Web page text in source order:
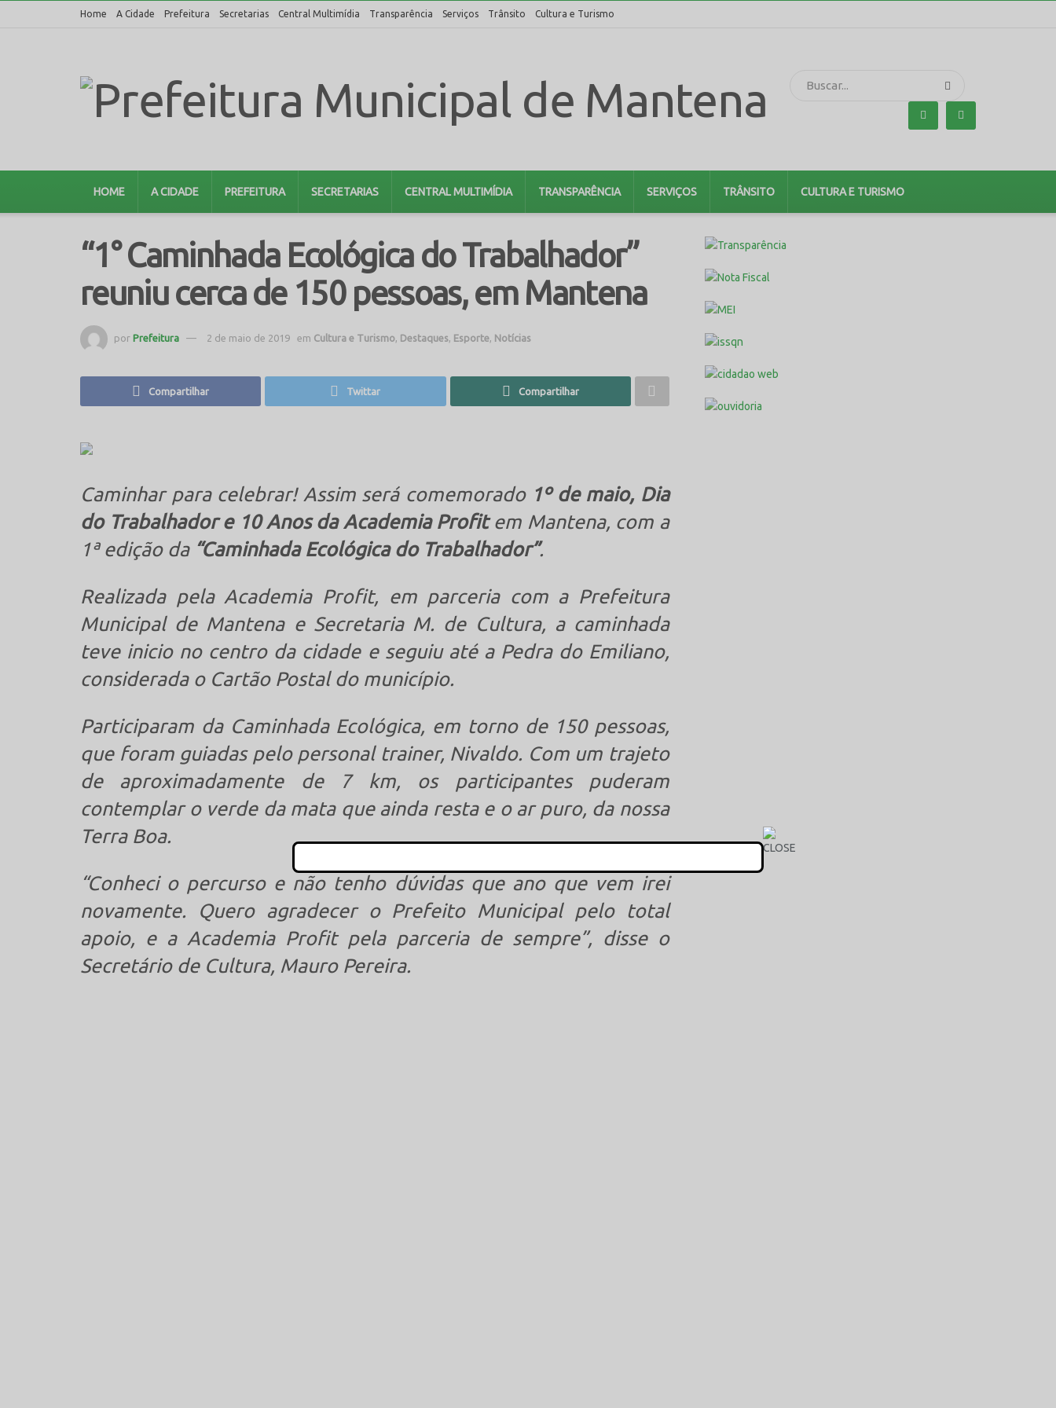
Home A Cidade Prefeitura Secretarias Central Multimídia Transparência Serviços Trânsito Cultura e Turismo
HOME A CIDADE PREFEITURA SECRETARIAS CENTRAL MULTIMÍDIA TRANSPARÊNCIA SERVIÇOS TRÂNSITO CULTURA E TURISMO
“1° Caminhada Ecológica do Trabalhador”
reuniu cerca de 150 pessoas, em Mantena
por Prefeitura 2 de maio de 2019 em Cultura e Turismo Destaques Esporte Notícias
Compartilhar Twittar Compartilhar
Caminhar para celebrar! Assim será comemorado 1º de maio, Dia
do Trabalhador e 10 Anos da Academia Profitem Mantena, com a
1ª edição da “Caminhada Ecológica do Trabalhador”.
Realizada pela Academia Profit, em parceria com a Prefeitura
Municipal de Mantena e Secretaria M. de Cultura, a caminhada
teve inicio no centro da cidade e seguiu até a Pedra do Emiliano,
considerada o Cartão Postal do município.
Participaram da Caminhada Ecológica, em torno de 150 pessoas,
que foram guiadas pelo personal trainer, Nivaldo. Com um trajeto
de aproximadamente de 7 km, os participantes puderam
contemplar o verde da mata que ainda resta e o ar puro, da nossa
Terra Boa.
“Conheci o percurso e não tenho dúvidas que ano que vem irei
novamente. Quero agradecer o Prefeito Municipal pelo total
apoio, e a Academia Profit pela parceria de sempre”, disse o
Secretário de Cultura, Mauro Pereira.
This popup will close in:15